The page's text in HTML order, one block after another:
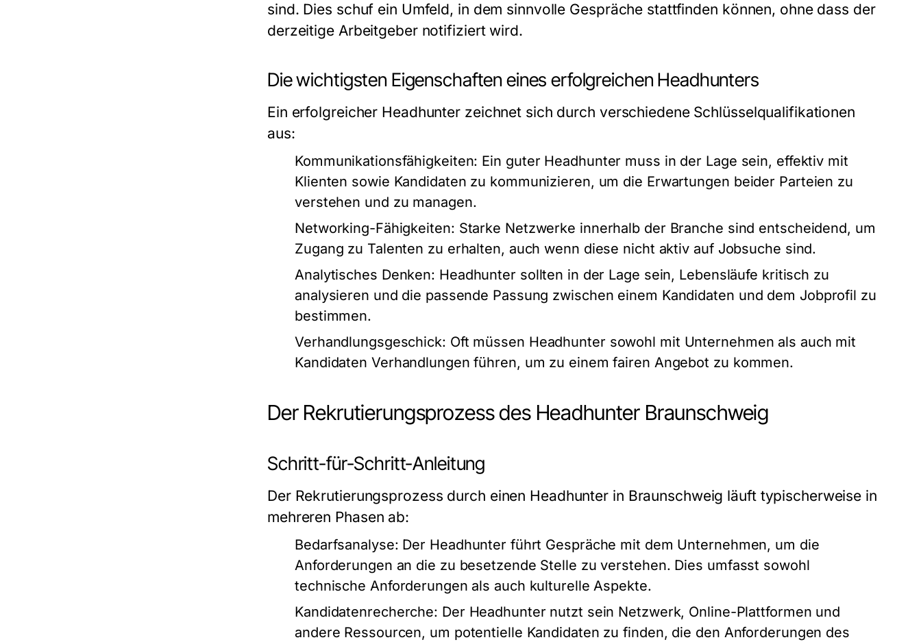
sind. Dies schuf ein Umfeld, in dem sinnvolle Gespräche stattfinden können, ohne dass der
derzeitige Arbeitgeber notifiziert wird.
Die wichtigsten Eigenschaften eines erfolgreichen Headhunters
Ein erfolgreicher Headhunter zeichnet sich durch verschiedene Schlüsselqualifikationen
aus:
Kommunikationsfähigkeiten: Ein guter Headhunter muss in der Lage sein, effektiv mit
Klienten sowie Kandidaten zu kommunizieren, um die Erwartungen beider Parteien zu
verstehen und zu managen.
Networking-Fähigkeiten: Starke Netzwerke innerhalb der Branche sind entscheidend, um
Zugang zu Talenten zu erhalten, auch wenn diese nicht aktiv auf Jobsuche sind.
Analytisches Denken: Headhunter sollten in der Lage sein, Lebensläufe kritisch zu
analysieren und die passende Passung zwischen einem Kandidaten und dem Jobprofil zu
bestimmen.
Verhandlungsgeschick: Oft müssen Headhunter sowohl mit Unternehmen als auch mit
Kandidaten Verhandlungen führen, um zu einem fairen Angebot zu kommen.
Der Rekrutierungsprozess des Headhunter Braunschweig
Schritt-für-Schritt-Anleitung
Der Rekrutierungsprozess durch einen Headhunter in Braunschweig läuft typischerweise in
mehreren Phasen ab:
Bedarfsanalyse: Der Headhunter führt Gespräche mit dem Unternehmen, um die
Anforderungen an die zu besetzende Stelle zu verstehen. Dies umfasst sowohl
technische Anforderungen als auch kulturelle Aspekte.
Kandidatenrecherche: Der Headhunter nutzt sein Netzwerk, Online-Plattformen und
andere Ressourcen, um potentielle Kandidaten zu finden, die den Anforderungen des